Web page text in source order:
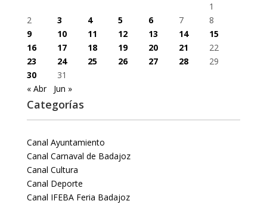
1
2
3 4 5 6 7
8
9
10 11 12 13 14
15
16
17 18 19 20 21
22
23
24 25 26 27 28
29
30
31
« Abr
Jun »
Categorías
Canal Ayuntamiento
Canal Carnaval de Badajoz
Canal Cultura
Canal Deporte
Canal IFEBA Feria Badajoz